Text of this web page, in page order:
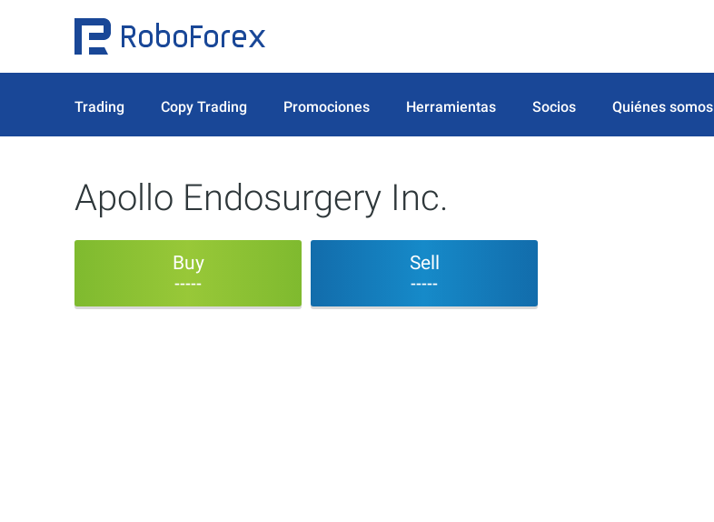
Trading Copy Trading Promociones Herramientas Socios Quiénes somos
Apollo Endosurgery Inc.
Buy
-----
Sell
-----